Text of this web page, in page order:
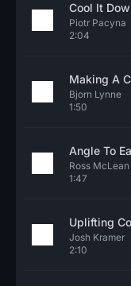
Cool It
Piotr Pacyna
2:04
Making A
Bjorn Lynne
1:50
Angle To
Ross McLean
1:47
Uplifting
Josh Kramer
2:10